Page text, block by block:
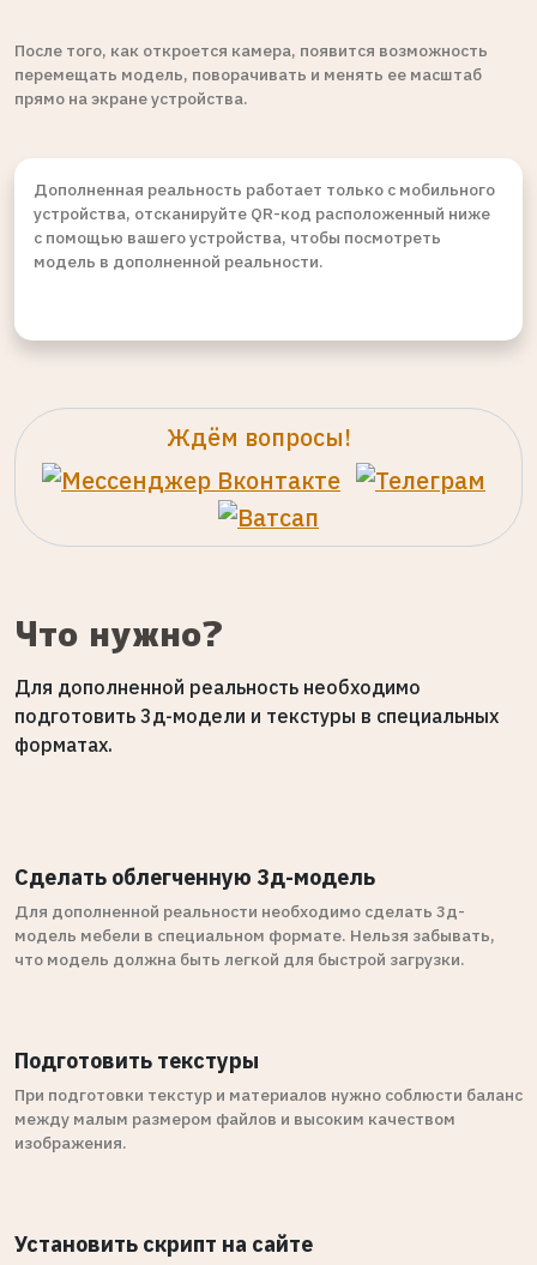
После того, как откроется камера, появится возможность
перемещать модель, поворачивать и менять ее масштаб
прямо на экране устройства.
Дополненная реальность работает только с мобильного
устройства, отсканируйте QR-код расположенный ниже
с помощью вашего устройства, чтобы посмотреть
модель в дополненной реальности.
Ждём вопросы!
Что нужно?
Для дополненной реальность необходимо
подготовить 3д-модели и текстуры в специальных
форматах.
Сделать облегченную 3д-модель
Для дополненной реальности необходимо сделать 3д-
модель мебели в специальном формате. Нельзя забывать,
что модель должна быть легкой для быстрой загрузки.
Подготовить текстуры
При подготовки текстур и материалов нужно соблюсти баланс
между малым размером файлов и высоким качеством
изображения.
Установить скрипт на сайте